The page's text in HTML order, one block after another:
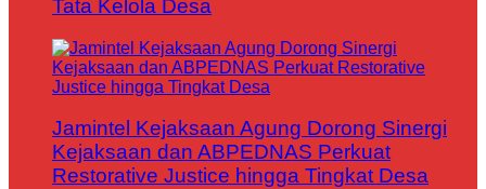
Tata Kelola Desa
Jamintel Kejaksaan Agung Dorong Sinergi
Kejaksaan dan ABPEDNAS Perkuat
Restorative Justice hingga Tingkat Desa